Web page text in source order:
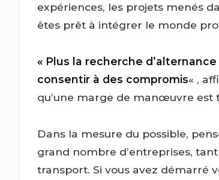
expériences, les projets menés
êtes prêt à intégrer le monde
« Plus la recherche
consentir à des compromis« ,
qu’une marge de manœuvre est
Dans la mesure du possible,
grand nombre d’entreprises,
transport. Si vous avez démarré